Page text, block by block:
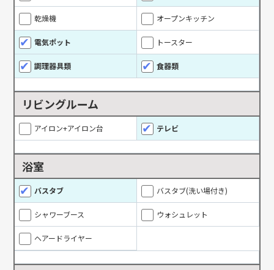
乾燥機 オープンキッチン
電気ポット トースター
調理器具類 食器類
リビングルーム
アイロン+アイロン台 テレビ
浴室
バスタブ バスタブ(洗い場付き)
シャワーブース ウォシュレット
ヘアードライヤー